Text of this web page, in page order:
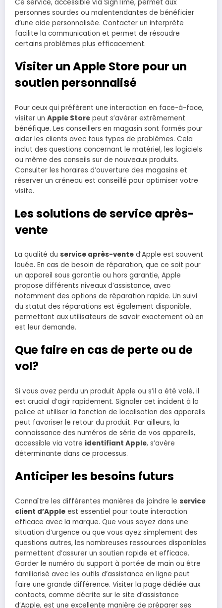
Ce service, accessible via SignTime, permet aux
personnes sourdes ou malentendantes de bénéficier
d’une aide personnalisée. Contacter un interprète
facilite la communication et permet de résoudre
certains problèmes plus efficacement.
Visiter un Apple Store pour un
soutien personnalisé
Pour ceux qui préfèrent une interaction en face-à-face,
visiter un Apple Store peut s’avérer extrêmement
bénéfique. Les conseillers en magasin sont formés pour
aider les clients avec tous types de problèmes. Cela
inclut des questions concernant le matériel, les logiciels
ou même des conseils sur de nouveaux produits.
Consulter les horaires d’ouverture des magasins et
réserver un créneau est conseillé pour optimiser votre
visite.
Les solutions de service après-
vente
La qualité du service après-vente d’Apple est souvent
louée. En cas de besoin de réparation, que ce soit pour
un appareil sous garantie ou hors garantie, Apple
propose différents niveaux d’assistance, avec
notamment des options de réparation rapide. Un suivi
du statut des réparations est également disponible,
permettant aux utilisateurs de savoir exactement où en
est leur demande.
Que faire en cas de perte ou de
vol?
Si vous avez perdu un produit Apple ou s’il a été volé, il
est crucial d’agir rapidement. Signaler cet incident à la
police et utiliser la fonction de localisation des appareils
peut favoriser le retour du produit. Par ailleurs, la
connaissance des numéros de série de vos appareils,
accessible via votre identifiant Apple, s’avère
déterminante dans ce processus.
Anticiper les besoins futurs
Connaître les différentes manières de joindre le service
client d’Apple est essentiel pour toute interaction
efficace avec la marque. Que vous soyez dans une
situation d’urgence ou que vous ayez simplement des
questions autres, les nombreuses ressources disponibles
permettent d’assurer un soutien rapide et efficace.
Garder le numéro du support à portée de main ou être
familiarisé avec les outils d’assistance en ligne peut
faire une grande différence. Visiter la page dédiée aux
contacts, comme décrite sur le site d’assistance
d’Apple, est une excellente manière de préparer ses